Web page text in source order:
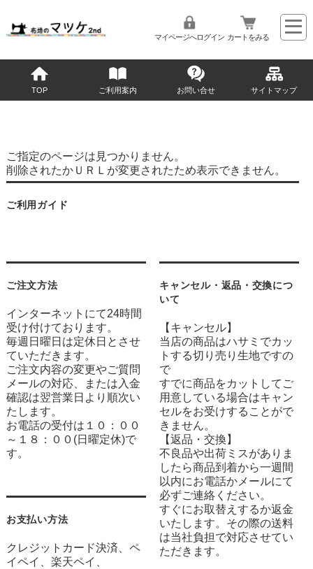
マイページへログイン カートをみる
TOP ご利用案内 お問い合せ サイトマップ
ご指定のページは見つかりません。
削除されたかＵＲＬが変更されたため表示できません。
ご利用ガイド
ご注文方法
インターネットにて24時間
受け付けております。
毎週日曜日は定休日とさせ
ていただきます。
ご注文内容の変更やご質問
メールの対応、または入金
確認は翌営業日より順次い
たします。
お電話の受付は１０：００
～１８：００(日曜定休)で
す。
お支払い方法
クレジットカード決済、ペ
イペイ、楽天ペイ、
キャンセル・返品・交換につ
いて
【キャンセル】
当店の商品はハサミでカッ
トする切り売り生地ですの
で
すでに商品をカットしてご
用意している場合はキャン
セルをお受けすることがで
きません。
【返品・交換】
不良品や出荷ミスがありま
したら商品到着から一週間
以内にお電話かメールにて
必ずご連絡ください。
すぐにお取替えするか返金
いたします。その際の送料
は当社負担で対応させてい
ただきます。